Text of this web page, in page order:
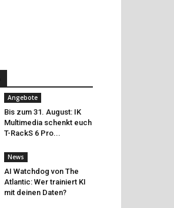
Angebote
Bis zum 31. August: IK
Multimedia schenkt euch
T-RackS 6 Pro...
News
AI Watchdog von The
Atlantic: Wer trainiert KI
mit deinen Daten?